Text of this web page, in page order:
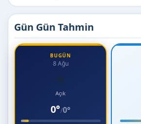
Gün Gün Tahmin
BUGÜN
8 Ağu
☀️
Açık
0°/0°